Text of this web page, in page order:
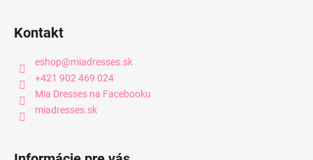
Kontakt
eshop@miadresses.sk
+421 902 469 024
Mia Dresses na Facebooku
miadresses.sk